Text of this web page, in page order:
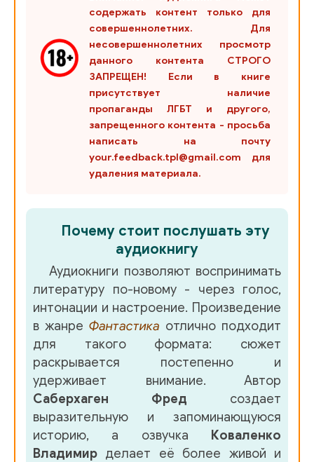
содержать контент только для
совершеннолетних. Для
несовершеннолетних просмотр
данного контента СТРОГО
ЗАПРЕЩЕН! Если в книге
присутствует наличие
пропаганды ЛГБТ и другого,
запрещенного контента - просьба
написать на почту
your.feedback.tpl@gmail.com для
удаления материала.
Почему стоит послушать эту
аудиокнигу
Аудиокниги позволяют воспринимать
литературу по-новому - через голос,
интонации и настроение. Произведение
в жанре Фантастика отлично подходит
для такого формата: сюжет
раскрывается постепенно и
удерживает внимание. Автор
Саберхаген Фред создает
выразительную и запоминающуюся
историю, а озвучка Коваленко
Владимир делает её более живой и